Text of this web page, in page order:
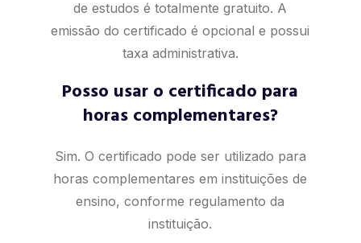
de estudos é totalmente gratuito. A
emissão do certificado é opcional e possui
taxa administrativa.
Posso usar o certificado para
horas complementares?
Sim. O certificado pode ser utilizado para
horas complementares em instituições de
ensino, conforme regulamento da
instituição.